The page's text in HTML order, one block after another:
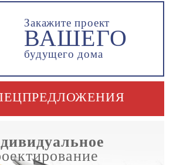
Закажите проект
ВАШЕГО
будущего дома